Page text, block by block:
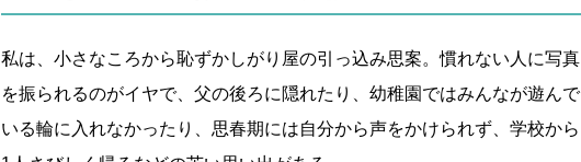
私は、小さなころから恥ずかしがり屋の引っ込み思案。慣れない人に写真
を振られるのがイヤで、父の後ろに隠れたり、幼稚園ではみんなが遊んで
いる輪に入れなかったり、思春期には自分から声をかけられず、学校から